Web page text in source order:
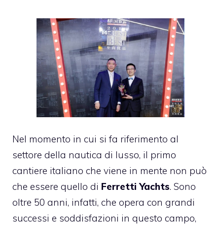
Nel momento in cui si fa riferimento al
settore della nautica di lusso, il primo
cantiere italiano che viene in mente non può
che essere quello di Ferretti Yachts. Sono
oltre 50 anni, infatti, che opera con grandi
successi e soddisfazioni in questo campo,